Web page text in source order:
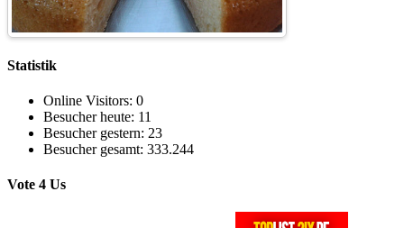
Statistik
Online Visitors: 0
Besucher heute: 11
Besucher gestern: 23
Besucher gesamt: 333.244
Vote 4 Us